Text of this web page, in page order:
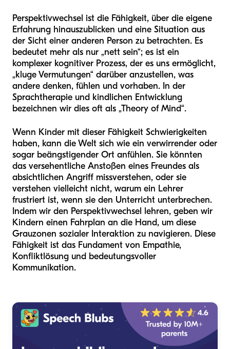
Perspektivwechsel ist die Fähigkeit, über die eigene
Erfahrung hinauszublicken und eine Situation aus
der Sicht einer anderen Person zu betrachten. Es
bedeutet mehr als nur „nett sein“; es ist ein
komplexer kognitiver Prozess, der es uns ermöglicht,
„kluge Vermutungen“ darüber anzustellen, was
andere denken, fühlen und vorhaben. In der
Sprachtherapie und kindlichen Entwicklung
bezeichnen wir dies oft als „Theory of Mind“.
Wenn Kinder mit dieser Fähigkeit Schwierigkeiten
haben, kann die Welt sich wie ein verwirrender oder
sogar beängstigender Ort anfühlen. Sie könnten
das versehentliche Anstoßen eines Freundes als
absichtlichen Angriff missverstehen, oder sie
verstehen vielleicht nicht, warum ein Lehrer
frustriert ist, wenn sie den Unterricht unterbrechen.
Indem wir den Perspektivwechsel lehren, geben wir
Kindern einen Fahrplan an die Hand, um diese
Grauzonen sozialer Interaktion zu navigieren. Diese
Fähigkeit ist das Fundament von Empathie,
Konfliktlösung und bedeutungsvoller
Kommunikation.